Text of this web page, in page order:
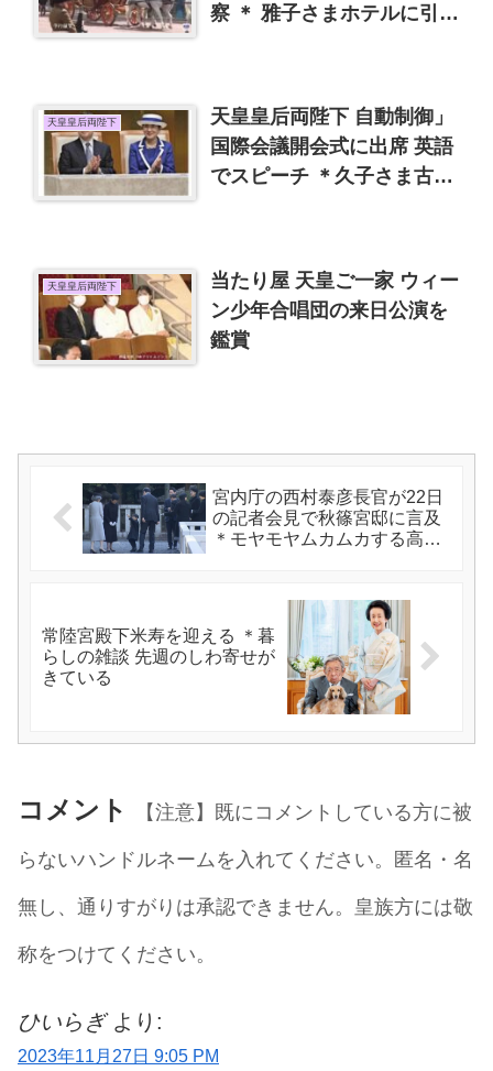
察 ＊ 雅子さまホテルに引き
天皇皇后両陛下
天皇皇后両陛下 自動制御」
国際会議開会式に出席 英語
でスピーチ ＊久子さま古希
天皇皇后両陛下
当たり屋 天皇ご一家 ウィー
ン少年合唱団の来日公演を
鑑賞
宮内庁の西村泰彦長官が22日
の記者会見で秋篠宮邸に言及
＊モヤモヤムカムカする高円
常陸宮殿下米寿を迎える ＊暮
らしの雑談 先週のしわ寄せが
きている
コメント
【注意】既にコメントしている方に被
らないハンドルネームを入れてください。匿名・名
無し、通りすがりは承認できません。皇族方には敬
称をつけてください。
ひいらぎ より:
2023年11月27日 9:05 PM